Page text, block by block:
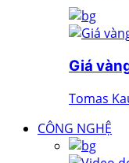
Giá
Tomas
CÔNG NGHỆ